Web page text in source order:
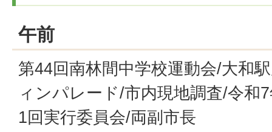
午前
第44回南林間中学校運動会/大和
ィンパレード/市内現地調査/令和
1回実行委員会/両副市長